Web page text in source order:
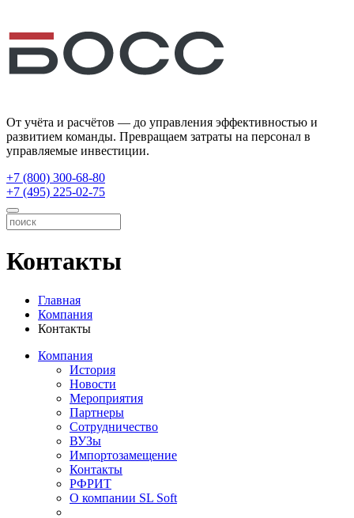
От учёта и расчётов — до управления эффективностью и
развитием команды. Превращаем затраты на персонал в
управляемые инвестиции.
+7 (800) 300-68-80
+7 (495) 225-02-75
Контакты
Главная
Компания
Контакты
Компания
История
Новости
Мероприятия
Партнеры
Сотрудничество
ВУЗы
Импортозамещение
Контакты
РФРИТ
О компании SL Soft